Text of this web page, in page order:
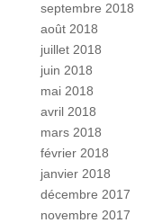
septembre 2018
août 2018
juillet 2018
juin 2018
mai 2018
avril 2018
mars 2018
février 2018
janvier 2018
décembre 2017
novembre 2017